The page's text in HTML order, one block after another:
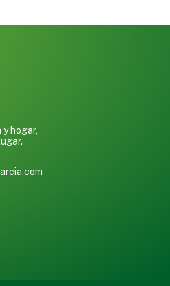
hogar,